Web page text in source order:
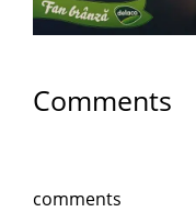
Comments
comments